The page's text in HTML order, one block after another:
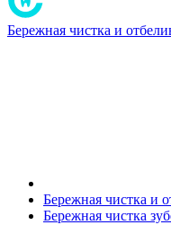
Бережная чистка и
Бережная чистка и
Бережная чистка